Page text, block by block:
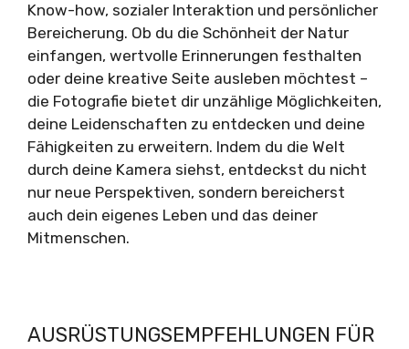
Know-how, sozialer Interaktion und persönlicher
Bereicherung. Ob du die Schönheit der Natur
einfangen, wertvolle Erinnerungen festhalten
oder deine kreative Seite ausleben möchtest –
die Fotografie bietet dir unzählige Möglichkeiten,
deine Leidenschaften zu entdecken und deine
Fähigkeiten zu erweitern. Indem du die Welt
durch deine Kamera siehst, entdeckst du nicht
nur neue Perspektiven, sondern bereicherst
auch dein eigenes Leben und das deiner
Mitmenschen.
AUSRÜSTUNGSEMPFEHLUNGEN FÜR